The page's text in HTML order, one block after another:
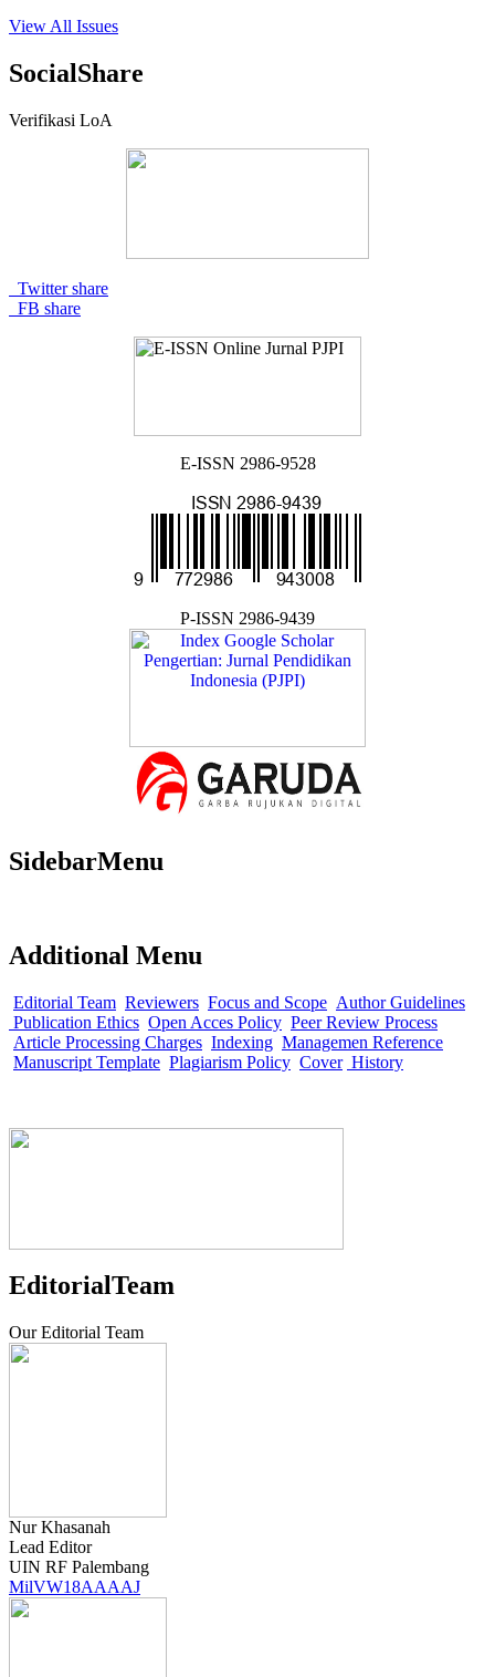
View All Issues
SocialShare
Verifikasi LoA
Twitter share
FB share
E-ISSN 2986-9528
P-ISSN 2986-9439
SidebarMenu
Additional Menu
Editorial Team Reviewers Focus and Scope Author Guidelines
Publication Ethics Open Acces Policy Peer Review Process
Article Processing Charges Indexing Managemen Reference
Manuscript Template Plagiarism Policy Cover History
EditorialTeam
Our Editorial Team
Nur Khasanah
Lead Editor
UIN RF Palembang
MilVW18AAAAJ